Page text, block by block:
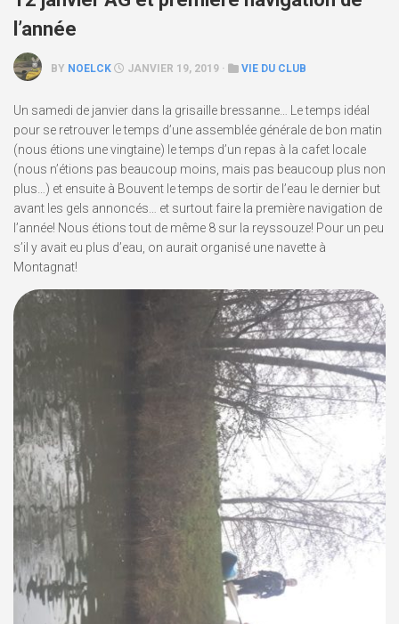
l’année
BY NOELCK JANVIER 19, 2019 · VIE DU CLUB
Un samedi de janvier dans la grisaille bressanne… Le temps idéal
pour se retrouver le temps d’une assemblée générale de bon matin
(nous étions une vingtaine) le temps d’un repas à la cafet locale
(nous n’étions pas beaucoup moins, mais pas beaucoup plus non
plus…) et ensuite à Bouvent le temps de sortir de l’eau le dernier but
avant les gels annoncés… et surtout faire la première navigation de
l’année! Nous étions tout de même 8 sur la reyssouze! Pour un peu
s’il y avait eu plus d’eau, on aurait organisé une navette à
Montagnat!